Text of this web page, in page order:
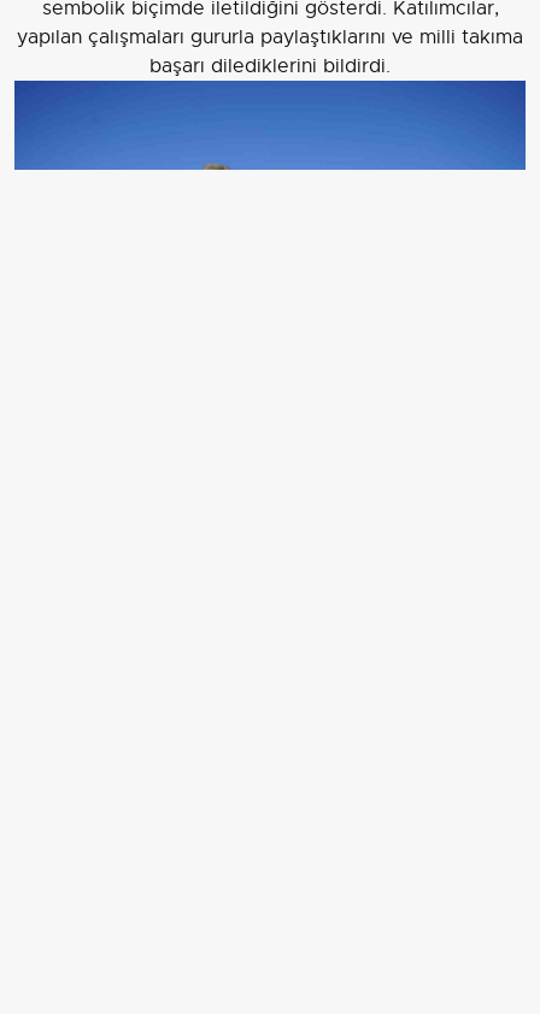
sembolik biçimde iletildiğini gösterdi. Katılımcılar,
yapılan çalışmaları gururla paylaştıklarını ve milli takıma
başarı dilediklerini bildirdi.